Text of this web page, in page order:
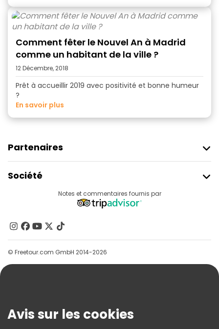
Comment fêter le Nouvel An à Madrid
comme un habitant de la ville ?
12 Décembre, 2018
Prêt à accueillir 2019 avec positivité et bonne humeur
?
en savoir plus
Partenaires
Connexion Du Fournisseur
Programme D’affiliation
Société
Contactez-Nous
Groupes
Aide
Conditions Générales Et Mentions Légales
Notes et commentaires fournis par
© Freetour.com GmbH 2014-2026
Avis sur les cookies